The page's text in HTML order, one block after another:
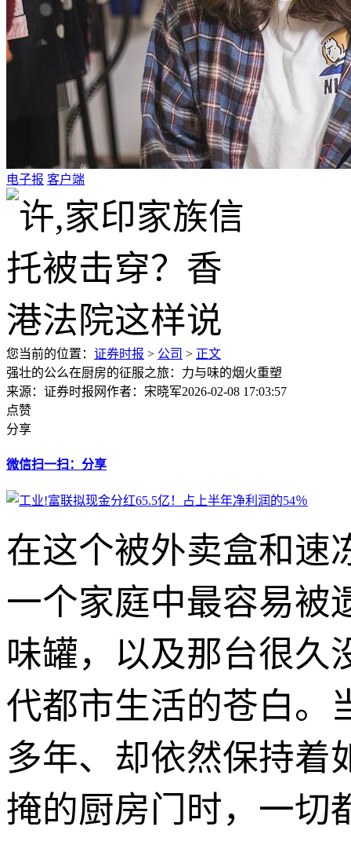
电子报 客户端
您当前的位置： 证券时报 > 公司 > 正文
强壮的公么在厨房的征服之旅：力与味的烟火重塑
来源：证券时报网作者：宋晓军2026-02-08 17:03:57
点赞
分享
微信扫一扫：分享
在这个被外卖盒和速
一个家庭中最容易被
味罐，以及那台很久
代都市生活的苍白
多年、却依然保持着
掩的厨房门时，一切